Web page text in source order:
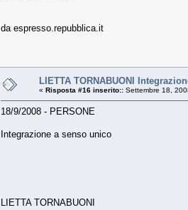
da espresso.repubblica.it
LIETTA TORNABUONI
« Risposta #16 inserito:: Settembre 18,
18/9/2008 - PERSONE
Integrazione a senso unico
LIETTA TORNABUONI